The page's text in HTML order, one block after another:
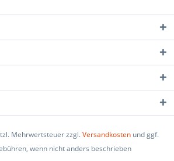
Mehrwertsteuer zzgl.Versandkosten und ggf.
wenn nicht anders beschrieben